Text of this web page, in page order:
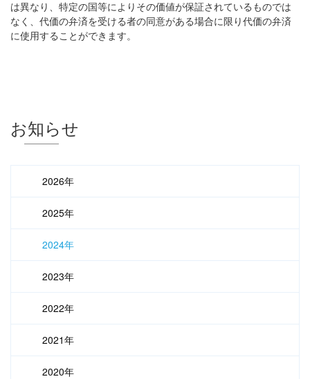
は異なり、特定の国等によりその価値が保証されているものでは
なく、代価の弁済を受ける者の同意がある場合に限り代価の弁済
に使用することができます。
お知らせ
2026年
2025年
2024年
2023年
2022年
2021年
2020年